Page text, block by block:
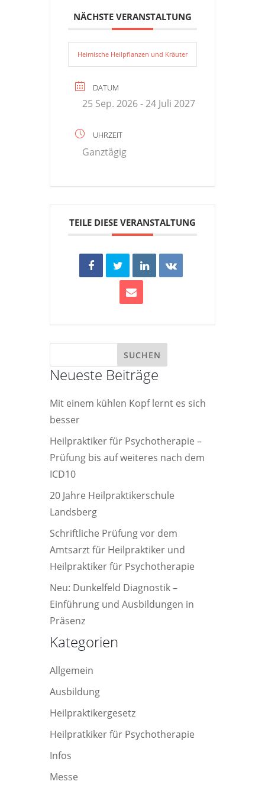
NÄCHSTE VERANSTALTUNG
Heimische Heilpflanzen und Kräuter
DATUM
25 Sep. 2026- 24 Juli 2027
UHRZEIT
Ganztägig
TEILE DIESE VERANSTALTUNG
Neueste Beiträge
Mit einem kühlen Kopf lernt es sich
besser
Heilpraktiker für Psychotherapie –
Prüfung bis auf weiteres nach dem
ICD10
20 Jahre Heilpraktikerschule
Landsberg
Schriftliche Prüfung vor dem
Amtsarzt für Heilpraktiker und
Heilpraktiker für Psychotherapie
Neu: Dunkelfeld Diagnostik –
Einführung und Ausbildungen in
Präsenz
Kategorien
Allgemein
Ausbildung
Heilpraktikergesetz
Heilpratkiker für Psychotherapie
Infos
Messe